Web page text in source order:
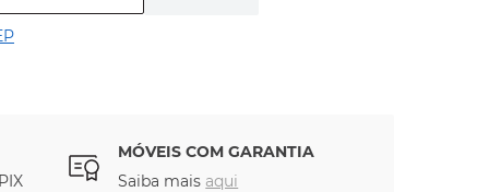
MÓVEIS COM GARANTIA
Saiba mais aqui